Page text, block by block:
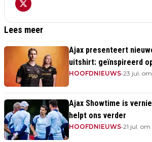
Lees meer
Ajax presenteert
uitshirt: geïnspireerd
momenten uit
HOOFDNIEUWS•23 jul.
Ajax Showtime is
helpt ons verder
HOOFDNIEUWS•21 jul.